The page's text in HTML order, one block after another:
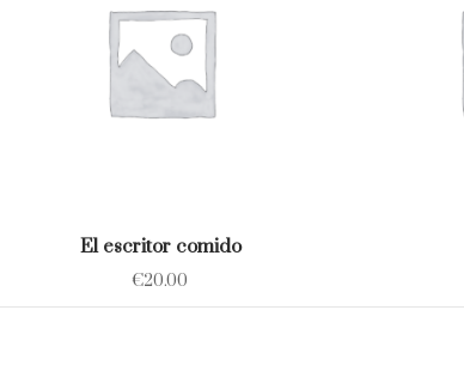
El escritor comido
€20.00